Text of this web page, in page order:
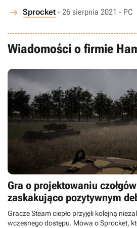
Sprocket - 26 sierpnia 2021 - PC
Wiadomości o firmie
Gra o projektowaniu
zaskakująco pozytywnym
Gracze Steam ciepło przyjęli kolejną
wczesnego dostępu. Mowa o Sprocket,